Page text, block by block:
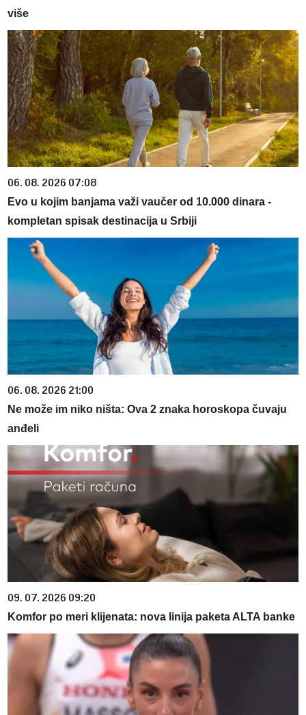
više
06. 08. 2026 07:08
Evo u kojim banjama važi vaučer od 10.000 dinara -
kompletan spisak destinacija u Srbiji
06. 08. 2026 21:00
Ne može im niko ništa: Ova 2 znaka horoskopa čuvaju
anđeli
09. 07. 2026 09:20
Komfor po meri klijenata: nova linija paketa ALTA banke